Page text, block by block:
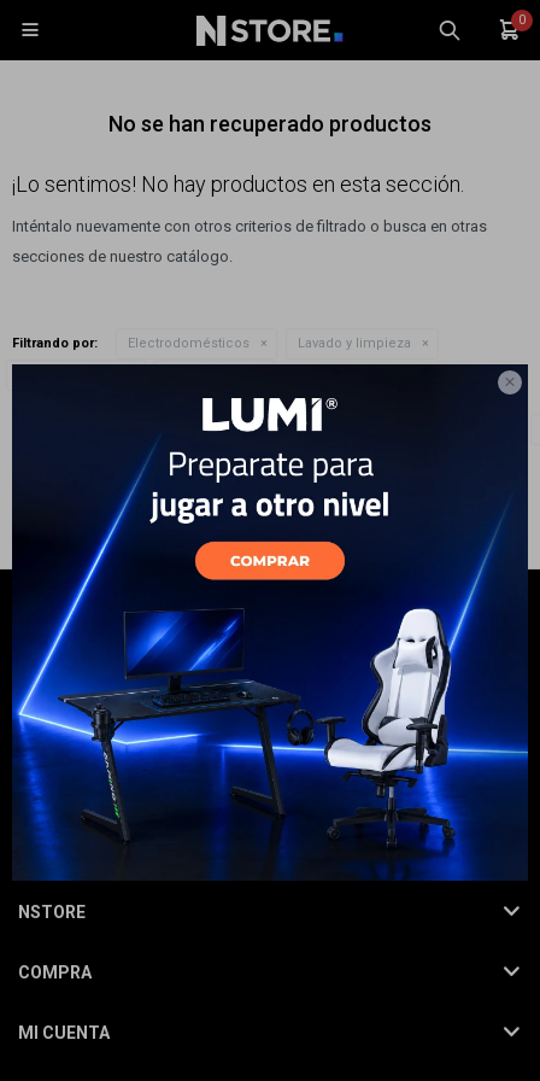

0

No se han recuperado productos
¡Lo sentimos! No hay productos en esta sección.
Inténtalo nuevamente con otros criterios de filtrado o busca en otras
secciones de nuestro catálogo.
Filtrando por: Electrodomésticos
Lavado y limpieza
Electrodomésticos
NEWSLETTER
¡Suscribite y recibí todas nuestras novedades!
SUSCRIBIRME
NSTORE
COMPRA
MI CUENTA
Electrodomésticos
Hogar
Movilidad
Marcas
Wearables
Accesorios
Monitores
Gaming